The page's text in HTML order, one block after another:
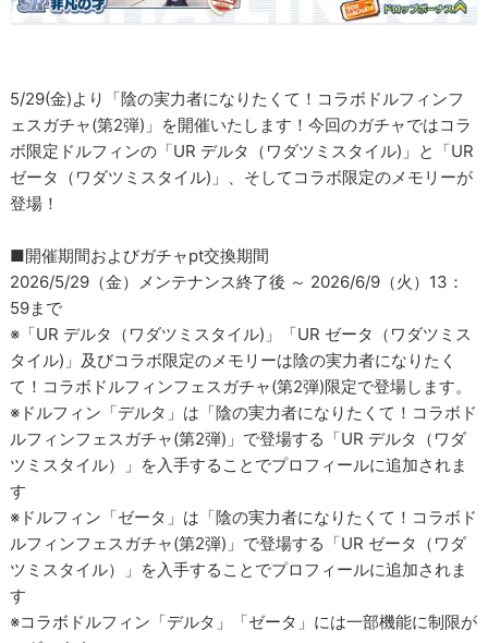
5/29(金)より「陰の実力者になりたくて！コラボドルフィンフ
ェスガチャ(第2弾)」を開催いたします！今回のガチャではコラ
ボ限定ドルフィンの「UR デルタ（ワダツミスタイル)」と「UR
ゼータ（ワダツミスタイル)」、そしてコラボ限定のメモリーが
登場！
■開催期間およびガチャpt交換期間
2026/5/29（金）メンテナンス終了後 ～ 2026/6/9（火）13：
59まで
※「UR デルタ（ワダツミスタイル)」「UR ゼータ（ワダツミス
タイル)」及びコラボ限定のメモリーは陰の実力者になりたく
て！コラボドルフィンフェスガチャ(第2弾)限定で登場します。
※ドルフィン「デルタ」は「陰の実力者になりたくて！コラボド
ルフィンフェスガチャ(第2弾)」で登場する「UR デルタ（ワダ
ツミスタイル）」を入手することでプロフィールに追加されま
す
※ドルフィン「ゼータ」は「陰の実力者になりたくて！コラボド
ルフィンフェスガチャ(第2弾)」で登場する「UR ゼータ（ワダ
ツミスタイル）」を入手することでプロフィールに追加されま
す
※コラボドルフィン「デルタ」「ゼータ」には一部機能に制限が